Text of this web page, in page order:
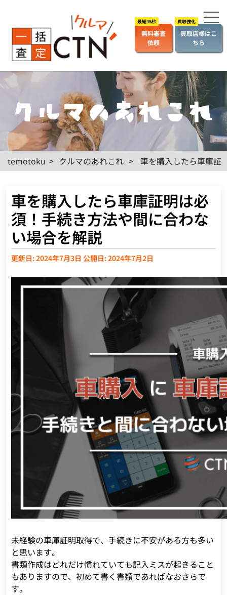
無料審査
依頼
買取店様はこ
ちら
temotoku > クルマのあれこれ > 車を購入したら車庫証
車を購入したら車庫証明は必
須！手続き方法や間に合わな
い場合を解説
更新日: 2024年7月3日 公開日: 2024年7月2日
未経験の車庫証明取得で、手続きに不安がある方も多い
と思います。
書類作成はどれだけ慣れていても記入ミスが起きること
もありますので、初めて書く書類であればなおさらで
す。